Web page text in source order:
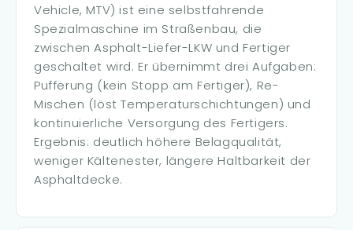
Vehicle, MTV) ist eine selbstfahrende
Spezialmaschine im Straßenbau, die
zwischen Asphalt-Liefer-LKW und Fertiger
geschaltet wird. Er übernimmt drei Aufgaben:
Pufferung (kein Stopp am Fertiger), Re-
Mischen (löst Temperaturschichtungen) und
kontinuierliche Versorgung des Fertigers.
Ergebnis: deutlich höhere Belagqualität,
weniger Kältenester, längere Haltbarkeit der
Asphaltdecke.